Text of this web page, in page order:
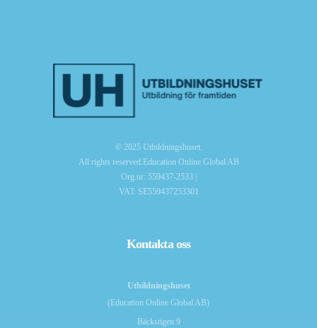
© 2025 Utbildningshuset.
All rights reserved.Education Online Global AB
Org.nr: 559437-2533 |
VAT: SE559437253301
Kontakta oss
Utbildningshuset
(Education Online Global AB)
Bäckstigen 9